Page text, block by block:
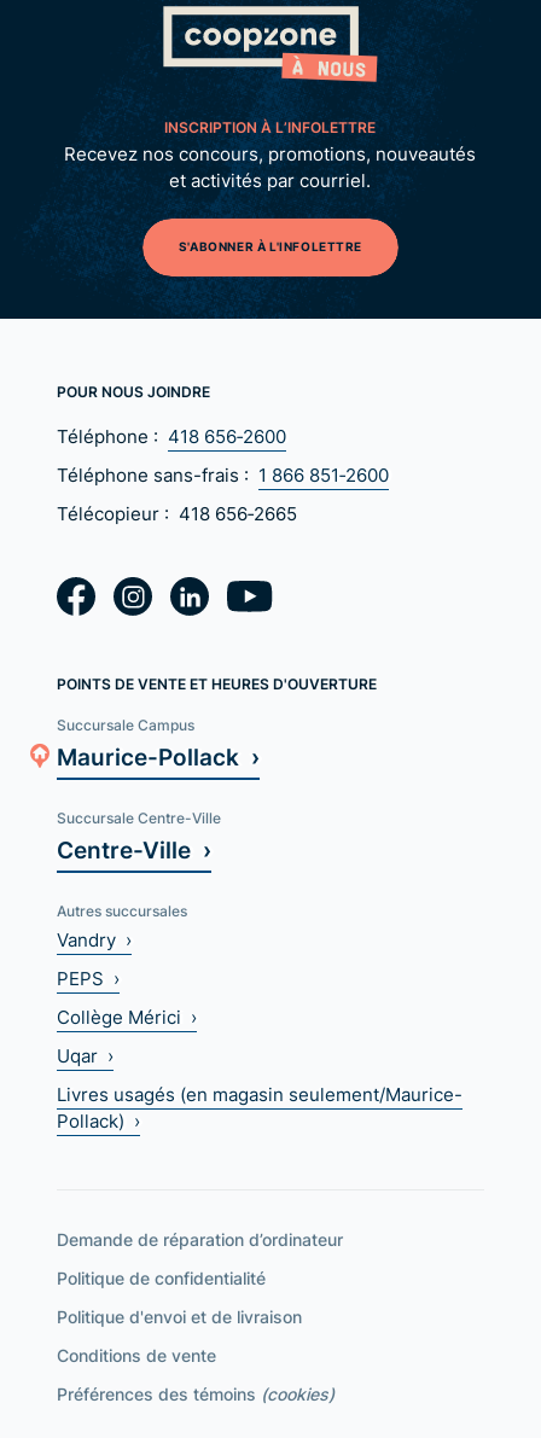
INSCRIPTION À L’INFOLETTRE
Recevez nos concours, promotions, nouveautés
et activités par courriel.
S'ABONNER À L'INFOLETTRE
POUR NOUS JOINDRE
Téléphone : 418 656‑2600
Téléphone sans-frais : 1 866 851‑2600
Télécopieur : 418 656‑2665
POINTS DE VENTE ET HEURES D'OUVERTURE
Succursale Campus
Maurice-Pollack ›
Succursale Centre-Ville
Centre-Ville ›
Autres succursales
Vandry ›
PEPS ›
Collège Mérici ›
Uqar ›
Livres usagés (en magasin seulement/Maurice-
Pollack) ›
Demande de réparation d’ordinateur
Politique de confidentialité
Politique d'envoi et de livraison
Conditions de vente
Préférences des témoins (cookies)